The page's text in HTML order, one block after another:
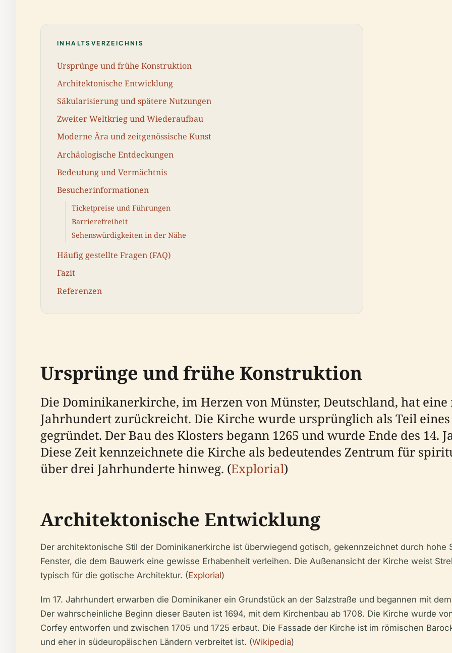
INHALTSVERZEICHNIS
Ursprünge und frühe Konstruktion
Architektonische Entwicklung
Säkularisierung und spätere Nutzungen
Zweiter Weltkrieg und Wiederaufbau
Moderne Ära und zeitgenössische Kunst
Archäologische Entdeckungen
Bedeutung und Vermächtnis
Besucherinformationen
Ticketpreise und Führungen
Barrierefreiheit
Sehenswürdigkeiten in der Nähe
Häufig gestellte Fragen (FAQ)
Fazit
Referenzen
Ursprünge und frühe Konstruktion
Die Dominikanerkirche, im Herzen von Münster, Deutschland, hat eine
Jahrhundert zurückreicht. Die Kirche wurde ursprünglich als Teil
gegründet. Der Bau des Klosters begann 1265 und wurde Ende des 14.
Diese Zeit kennzeichnete die Kirche als bedeutendes Zentrum für
über drei Jahrhunderte hinweg. (Explorial)
Architektonische Entwicklung
Der architektonische Stil der Dominikanerkirche ist überwiegend gotisch, gekennzeichnet durch hohe
Fenster, die dem Bauwerk eine gewisse Erhabenheit verleihen. Die Außenansicht der Kirche weist
typisch für die gotische Architektur. (Explorial)
Im 17. Jahrhundert erwarben die Dominikaner ein Grundstück an der Salzstraße und begannen mit
Der wahrscheinliche Beginn dieser Bauten ist 1694, mit dem Kirchenbau ab 1708. Die Kirche wurde
Corfey entworfen und zwischen 1705 und 1725 erbaut. Die Fassade der Kirche ist im römischen
und eher in südeuropäischen Ländern verbreitet ist. (Wikipedia)